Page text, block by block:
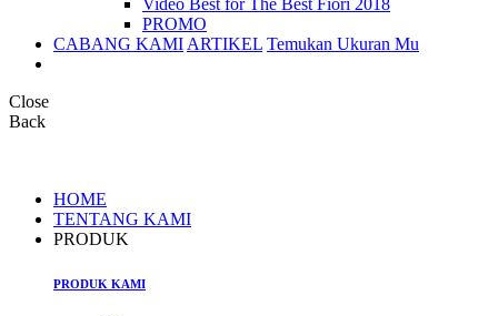
Video Best for The Best Fiori 2018
PROMO
CABANG KAMI ARTIKEL Temukan Ukuran Mu
Close
Back
HOME
TENTANG KAMI
PRODUK
PRODUK KAMI